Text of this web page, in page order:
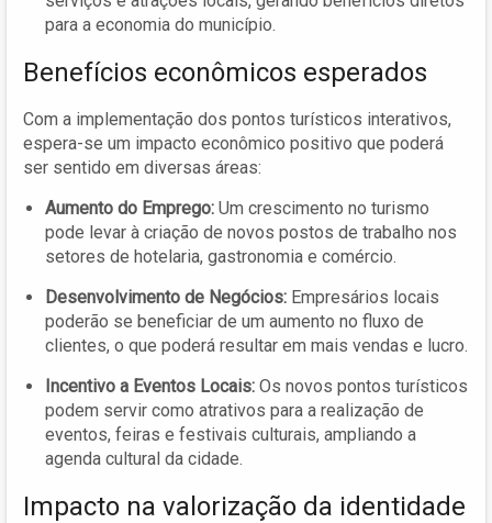
para a economia do município.
Benefícios econômicos esperados
Com a implementação dos pontos turísticos interativos,
espera-se um impacto econômico positivo que poderá
ser sentido em diversas áreas:
Aumento do Emprego: Um crescimento no turismo
pode levar à criação de novos postos de trabalho nos
setores de hotelaria, gastronomia e comércio.
Desenvolvimento de Negócios: Empresários locais
poderão se beneficiar de um aumento no fluxo de
clientes, o que poderá resultar em mais vendas e lucro.
Incentivo a Eventos Locais: Os novos pontos turísticos
podem servir como atrativos para a realização de
eventos, feiras e festivais culturais, ampliando a
agenda cultural da cidade.
Impacto na valorização da identidade